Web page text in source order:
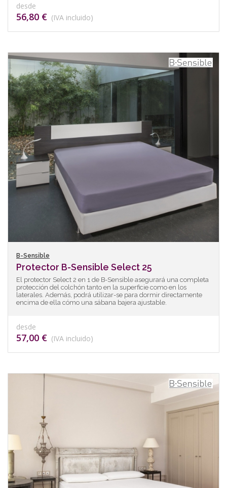
desde
56,80 € (IVA incluido)
B-Sensible
Protector B-Sensible Select 25
El protector Select 2 en 1 de B-Sensible asegurará una completa
protección del colchón tanto en la superficie como en los
laterales. Además, podrá utilizar-se para dormir directamente
encima de ella cómo una sábana bajera ajustable.
desde
57,00 € (IVA incluido)